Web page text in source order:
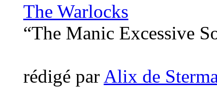
The Warlocks
“The Manic Excessive
rédigé par Alix de